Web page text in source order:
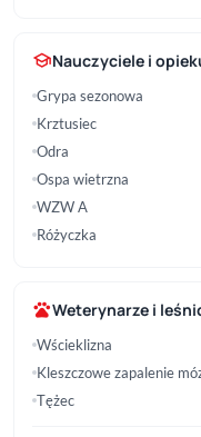
schoolNauczyciele i
Grypa sezonowa
Krztusiec
Odra
Ospa wietrzna
WZW A
Różyczka
petsWeterynarze i
Wścieklizna
Kleszczowe zapalenie
Tężec